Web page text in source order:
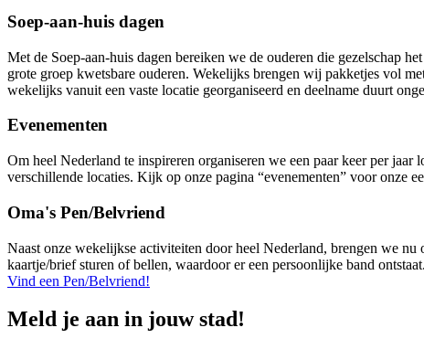
Soep-aan-huis dagen
Met de Soep-aan-huis dagen bereiken we de ouderen die gezelschap
grote groep kwetsbare ouderen. Wekelijks brengen wij pakketjes vol
wekelijks vanuit een vaste locatie georganiseerd en deelname duurt
Evenementen
Om heel Nederland te inspireren organiseren we een paar keer per jaar
verschillende locaties. Kijk op onze pagina “evenementen” voor onze
Oma's Pen/Belvriend
Naast onze wekelijkse activiteiten door heel Nederland, brengen we
kaartje/brief sturen of bellen, waardoor er een persoonlijke band
Vind een Pen/Belvriend!
Meld je aan in jouw stad!